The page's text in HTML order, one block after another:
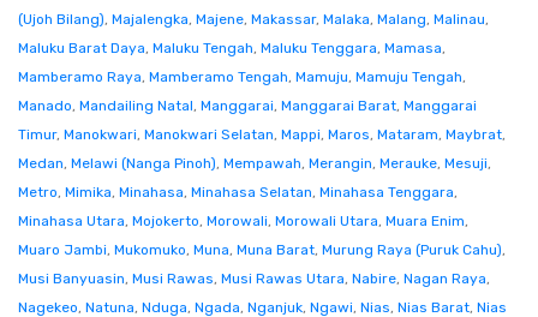
(Ujoh Bilang), Majalengka, Majene, Makassar, Malaka, Malang, Malinau,
Maluku Barat Daya, Maluku Tengah, Maluku Tenggara, Mamasa,
Mamberamo Raya, Mamberamo Tengah, Mamuju, Mamuju Tengah,
Manado, Mandailing Natal, Manggarai, Manggarai Barat, Manggarai
Timur, Manokwari, Manokwari Selatan, Mappi, Maros, Mataram, Maybrat,
Medan, Melawi (Nanga Pinoh), Mempawah, Merangin, Merauke, Mesuji,
Metro, Mimika, Minahasa, Minahasa Selatan, Minahasa Tenggara,
Minahasa Utara, Mojokerto, Morowali, Morowali Utara, Muara Enim,
Muaro Jambi, Mukomuko, Muna, Muna Barat, Murung Raya (Puruk Cahu),
Musi Banyuasin, Musi Rawas, Musi Rawas Utara, Nabire, Nagan Raya,
Nagekeo, Natuna, Nduga, Ngada, Nganjuk, Ngawi, Nias, Nias Barat, Nias